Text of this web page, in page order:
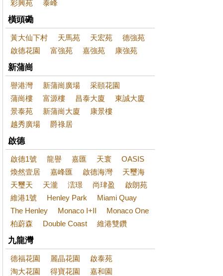
彩興苑
泰峰
橫頭磡
黃大仙下村 天馬苑 天宏苑
德強苑
啟德花園
富強苑 嘉強苑 康強苑
新蒲崗
譽港灣 新蒲崗廣場
采頤花園
蒲崗樓
富源樓 昌泰大廈
東誠大廈
景泰苑
新蒲崗大廈
康景樓
越秀廣場
爵祿居
啟德
啟德1號 龍譽 嘉匯 天寰
OASIS
煥然壹居
嘉峰匯 啟德海灣
天璽海
天璽天
天瀧 澐璟 尚珒盈
啟朗苑
維港1號
Henley Park
Miami Quay
The Henley
Monaco I+II
Monaco One
柏蔚森
Double Coast 維港雙鑽
九龍灣
德福花園 麗晶花園
啟泰苑
淘大花園
得寶花園 嘉和園